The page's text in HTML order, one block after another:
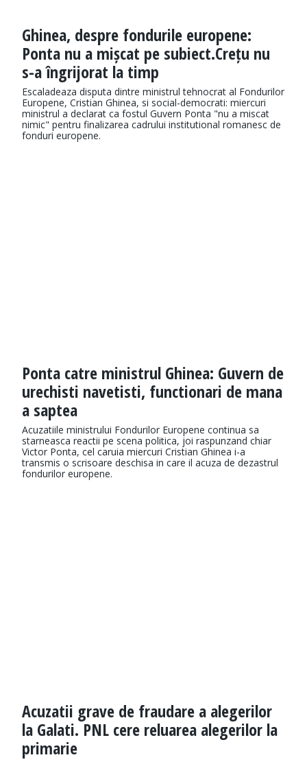
Ghinea, despre fondurile europene:
Ponta nu a mișcat pe subiect.Crețu nu
s-a îngrijorat la timp
Escaladeaza disputa dintre ministrul tehnocrat al Fondurilor
Europene, Cristian Ghinea, si social-democrati: miercuri
ministrul a declarat ca fostul Guvern Ponta "nu a miscat
nimic" pentru finalizarea cadrului institutional romanesc de
fonduri europene.
Ponta catre ministrul Ghinea: Guvern de
urechisti navetisti, functionari de mana
a saptea
Acuzatiile ministrului Fondurilor Europene continua sa
starneasca reactii pe scena politica, joi raspunzand chiar
Victor Ponta, cel caruia miercuri Cristian Ghinea i-a
transmis o scrisoare deschisa in care il acuza de dezastrul
fondurilor europene.
Acuzatii grave de fraudare a alegerilor
la Galati. PNL cere reluarea alegerilor la
primarie